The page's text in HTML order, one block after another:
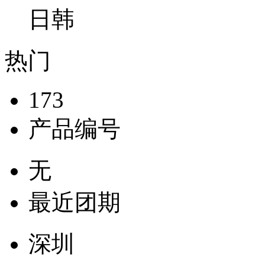
日韩
热门
173
产品编号
无
最近团期
深圳